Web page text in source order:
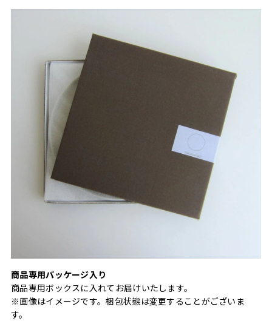
商品専用パッケージ入り
商品専用ボックスに入れてお届けいたします。
※画像はイメージです。梱包状態は変更することがございま
す。